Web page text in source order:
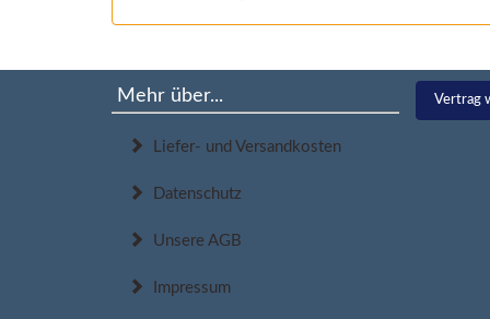
Mehr über...
Liefer- und Versandkosten
Datenschutz
Unsere AGB
Impressum
Vertrag